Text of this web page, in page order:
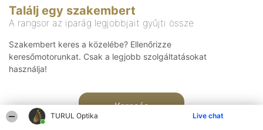
TURUL Optika Live chat
Találj egy szakembert
A rangsor az iparág legjobbjait gyűjti össze
Szakembert keres a közelébe? Ellenőrizze
keresőmotorunkat. Csak a legjobb szolgáltatásokat
használja!
Keresés